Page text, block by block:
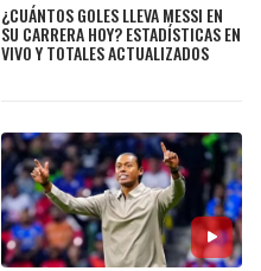
¿CUÁNTOS GOLES LLEVA MESSI EN
SU CARRERA HOY? ESTADÍSTICAS EN
VIVO Y TOTALES ACTUALIZADOS